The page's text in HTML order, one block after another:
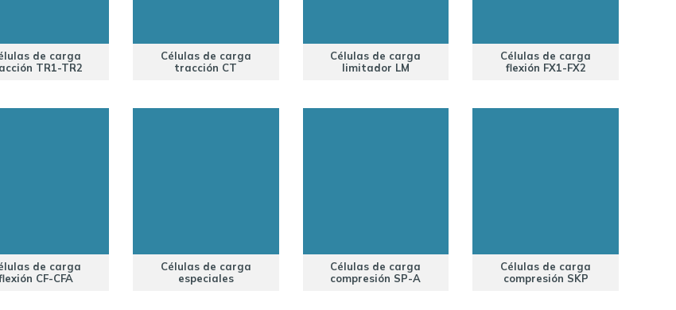
de carga
TR1-TR2
Células de carga
tracción CT
Células de carga
limitador LM
Células de carga
flexión FX1-FX2
de carga
CF-CFA
Células de carga
especiales
Células de carga
compresión SP-A
Células de carga
compresión SKP